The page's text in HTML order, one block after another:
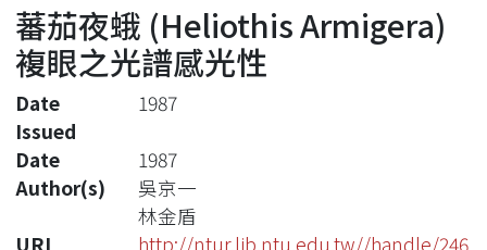
Statistics
蕃茄夜蛾 (Heliothis Armigera)
複眼之光譜感光性
Date
Issued
1987
Date
1987
Author(s)
吳京一
林金盾
URI
http://ntur.lib.ntu.edu.tw//handle/246